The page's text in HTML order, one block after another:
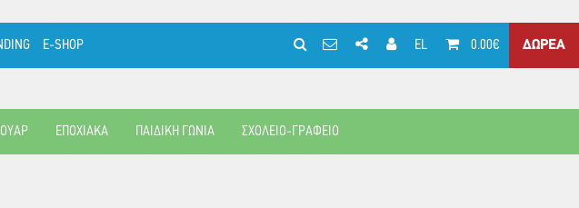
E-SHOP EL 0.00€ ΔΩΡΕΑ
ΕΠΟΧΙΑΚΑ ΠΑΙΔΙΚΗ ΓΩΝΙΑ ΣΧΟΛΕΙΟ-ΓΡΑΦΕΙΟ